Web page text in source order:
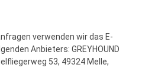
verwenden wir das E-
Anbieters: GREYHOUND
53, 49324 Melle,